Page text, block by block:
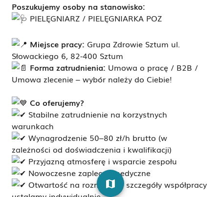
Poszukujemy osoby na stanowisko:
PIELĘGNIARZ / PIELĘGNIARKA POZ
Miejsce pracy: Grupa Zdrowie Sztum ul.
Słowackiego 6, 82-400 Sztum
Forma zatrudnienia: Umowa o pracę / B2B /
Umowa zlecenie – wybór należy do Ciebie!
Co oferujemy?
Stabilne zatrudnienie na korzystnych
warunkach
Wynagrodzenie 50–80 zł/h brutto (w
zależności od doświadczenia i kwalifikacji)
Przyjazną atmosferę i wsparcie zespołu
Nowoczesne zaplecze medyczne
Otwartość na rozmowę – szczegóły współpracy
map